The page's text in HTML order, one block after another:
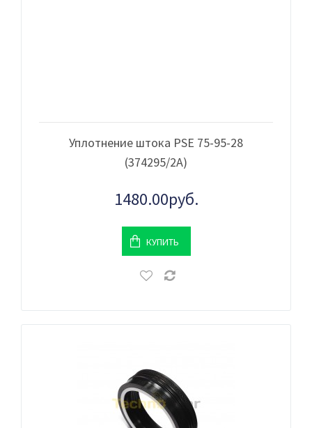
Уплотнение штока PSE 75-95-28
(374295/2A)
1480.00руб.
КУПИТЬ